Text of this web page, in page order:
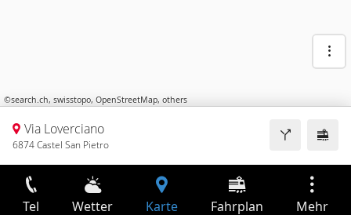
©search.ch, swisstopo, OpenStreetMap, others
Via Loverciano
6874 Castel San Pietro
Tel Wetter Karte Fahrplan Mehr